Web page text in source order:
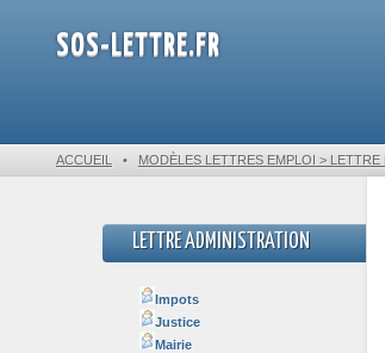
SOS-LETTRE.FR
ACCUEIL • MODÈLES LETTRES EMPLOI > LETTRE
LETTRE ADMINISTRATION
Impots
Justice
Mairie